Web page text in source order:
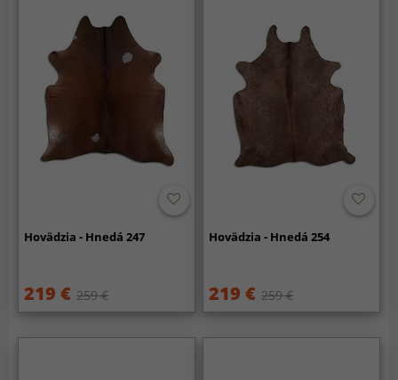
Hovädzia - Hnedá 247
219 € 259 €
Hovädzia - Hnedá 254
219 € 259 €